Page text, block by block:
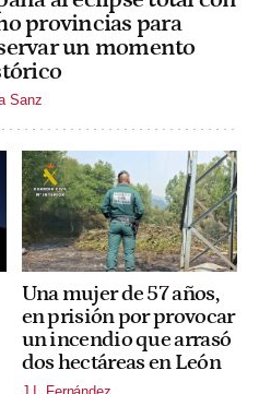
provincias para
un momento
Sanz
Una mujer de 57 años,
en prisión por provocar
un incendio que arrasó
dos hectáreas en León